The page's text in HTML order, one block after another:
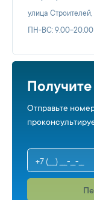
улица
ПН-ВС: 9.00-20.00
Отправьте